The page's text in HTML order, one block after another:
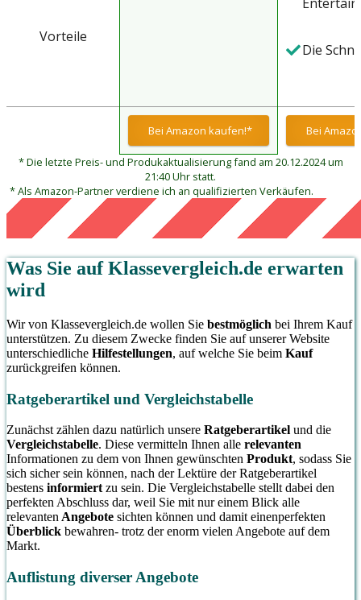
Vorteile
Die
Bei Amazon kaufen!* Bei
* Die letzte Preis- und Produkaktualisierung fand am 20.12.2024 um
21:40 Uhr statt.
* Als Amazon-Partner verdiene ich an qualifizierten Verkäufen.
Was Sie aufKlassevergleich.de erwarten
wird
Wir von Klassevergleich.de wollen Sie bestmöglich bei Ihrem Kauf
unterstützen. Zu diesem Zwecke finden Sie auf unserer Website
unterschiedliche Hilfestellungen, auf welche Sie beim Kauf
zurückgreifen können.
Ratgeberartikel und Vergleichstabelle
Zunächst zählen dazu natürlich unsere Ratgeberartikel und die
Vergleichstabelle. Diese vermitteln Ihnen alle relevanten
Informationen zu dem von Ihnen gewünschten Produkt, sodass Sie
sich sicher sein können, nach der Lektüre der Ratgeberartikel
bestens informiert zu sein. Die Vergleichstabelle stellt dabei den
perfekten Abschluss dar, weil Sie mit nur einem Blick alle
relevanten Angebote sichten können und damit einenperfekten
Überblick bewahren- trotz der enorm vielen Angebote auf dem
Markt.
Auflistung diverser Angebote